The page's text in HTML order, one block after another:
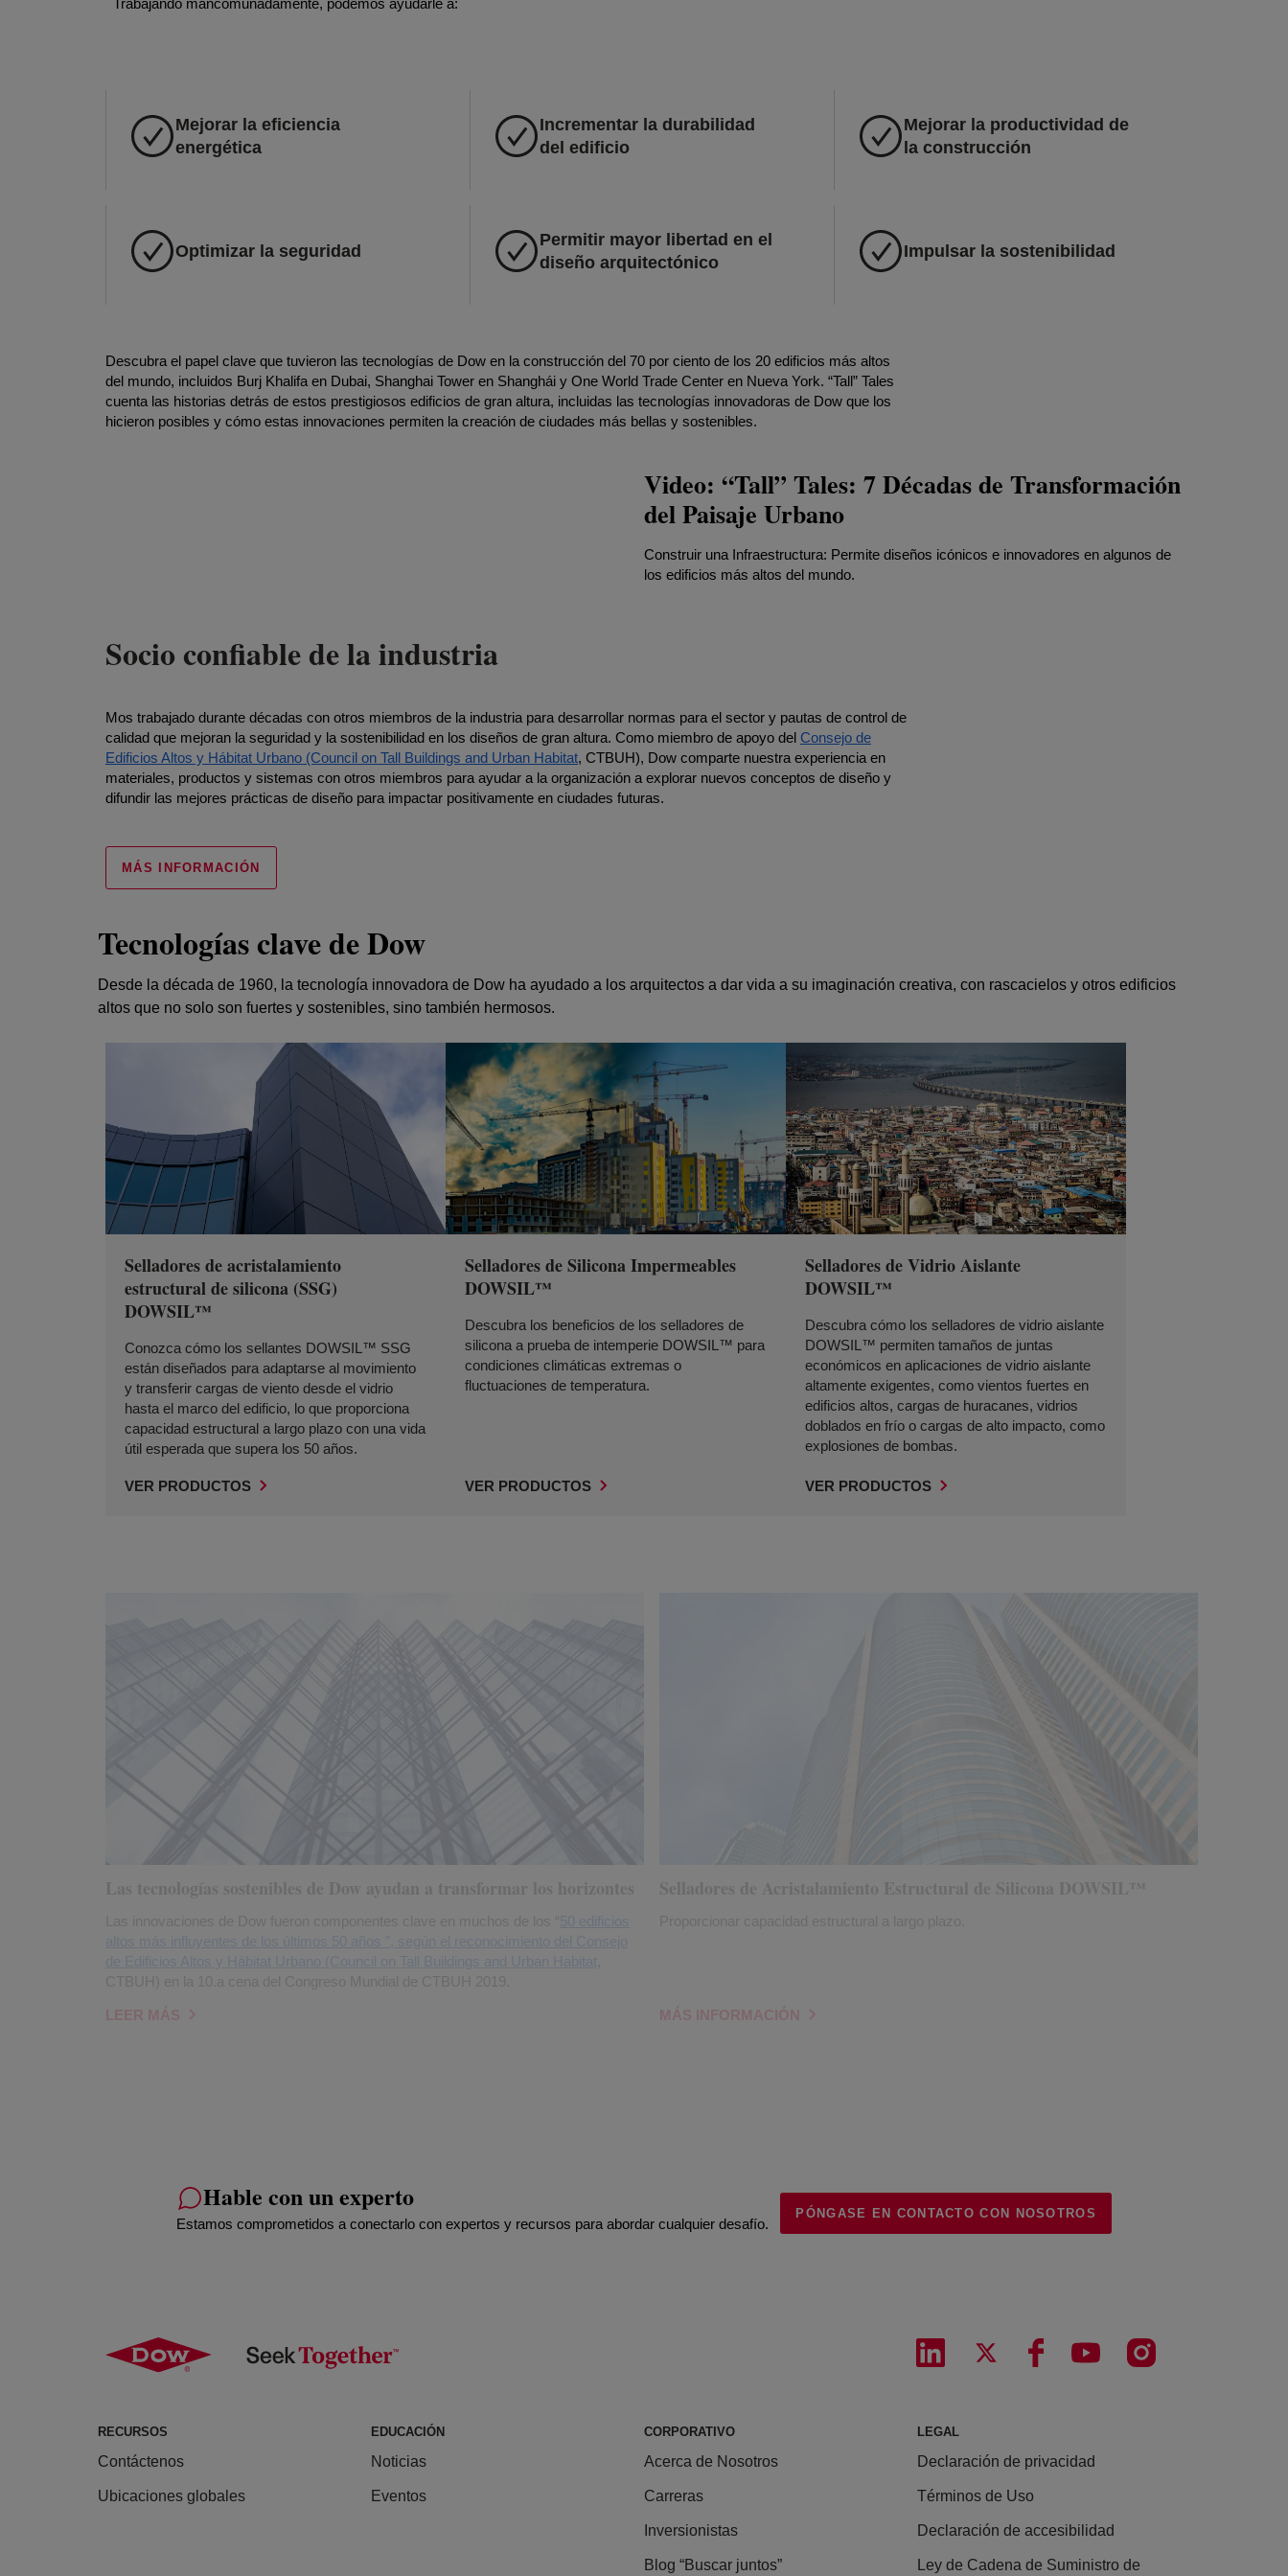
Trabajando mancomunadamente, podemos ayudarle a:
Mejorar la eficiencia
energética
Incrementar la durabilidad
del edificio
Mejorar la productividad de
la construcción
Optimizar la seguridad
Permitir mayor libertad en el
diseño arquitectónico
Impulsar la sostenibilidad
Descubra el papel clave que tuvieron las tecnologías de Dow en la construcción del 70 por ciento de los 20 edificios más altos
del mundo, incluidos Burj Khalifa en Dubai, Shanghai Tower en Shanghái y One World Trade Center en Nueva York. “Tall” Tales
cuenta las historias detrás de estos prestigiosos edificios de gran altura, incluidas las tecnologías innovadoras de Dow que los
hicieron posibles y cómo estas innovaciones permiten la creación de ciudades más bellas y sostenibles.
Video: “Tall” Tales: 7 Décadas de Transformación
del Paisaje Urbano
Construir una Infraestructura: Permite diseños icónicos e innovadores en algunos de
los edificios más altos del mundo.
Socio confiable de la industria
Mos trabajado durante décadas con otros miembros de la industria para desarrollar normas para el sector y pautas de control de
calidad que mejoran la seguridad y la sostenibilidad en los diseños de gran altura. Como miembro de apoyo del Consejo de
Edificios Altos y Hábitat Urbano (Council on Tall Buildings and Urban Habitat, CTBUH), Dow comparte nuestra experiencia en
materiales, productos y sistemas con otros miembros para ayudar a la organización a explorar nuevos conceptos de diseño y
difundir las mejores prácticas de diseño para impactar positivamente en ciudades futuras.
MÁS INFORMACIÓN
Tecnologías clave de Dow
Desde la década de 1960, la tecnología innovadora de Dow ha ayudado a los arquitectos a dar vida a su imaginación creativa, con rascacielos y otros edificios
altos que no solo son fuertes y sostenibles, sino también hermosos.
Selladores de acristalamiento
estructural de silicona (SSG)
DOWSIL™
Conozca cómo los sellantes DOWSIL™ SSG
están diseñados para adaptarse al movimiento
y transferir cargas de viento desde el vidrio
hasta el marco del edificio, lo que proporciona
capacidad estructural a largo plazo con una vida
útil esperada que supera los 50 años.
VER PRODUCTOS
Selladores de Silicona Impermeables
DOWSIL™
Descubra los beneficios de los selladores de
silicona a prueba de intemperie DOWSIL™ para
condiciones climáticas extremas o
fluctuaciones de temperatura.
VER PRODUCTOS
Selladores de Vidrio Aislante
DOWSIL™
Descubra cómo los selladores de vidrio aislante
DOWSIL™ permiten tamaños de juntas
económicos en aplicaciones de vidrio aislante
altamente exigentes, como vientos fuertes en
edificios altos, cargas de huracanes, vidrios
doblados en frío o cargas de alto impacto, como
explosiones de bombas.
VER PRODUCTOS
LEER MÁS MÁS INFORMACIÓN
Hable con un experto
Estamos comprometidos a conectarlo con expertos y recursos para abordar cualquier desafío.
PÓNGASE EN CONTACTO CON NOSOTROS
RECURSOS
Contáctenos
Ubicaciones globales
EDUCACIÓN
Noticias
Eventos
CORPORATIVO
Acerca de Nosotros
Carreras
Inversionistas
Blog “Buscar juntos”
LEGAL
Declaración de privacidad
Términos de Uso
Declaración de accesibilidad
Ley de Cadena de Suministro de